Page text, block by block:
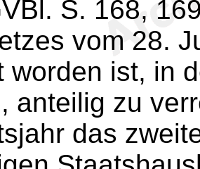
S. 168,
vom 28.
worden ist, in
anteilig zu
das